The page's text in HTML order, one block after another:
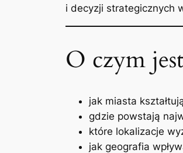
i decyzji strategicznych
O czym
jak miasta
gdzie powstają
które lokalizacje
jak geografia